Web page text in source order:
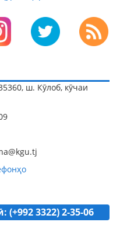
ш. Кӯлоб, кӯчаи
3322) 2-35-06